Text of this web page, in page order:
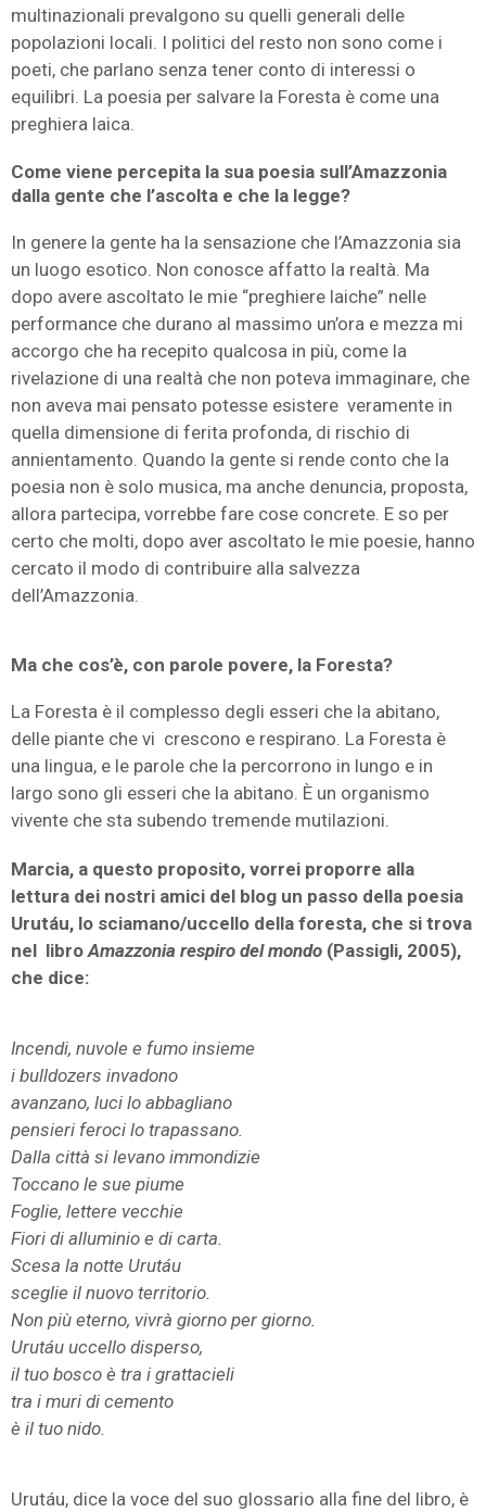
multinazionali prevalgono su quelli generali delle
popolazioni locali. I politici del resto non sono come i
poeti, che parlano senza tener conto di interessi o
equilibri. La poesia per salvare la Foresta è come una
preghiera laica.
Come viene percepita la sua poesia sull’Amazzonia
dalla gente che l’ascolta e che la legge?
In genere la gente ha la sensazione che l’Amazzonia sia
un luogo esotico. Non conosce affatto la realtà. Ma
dopo avere ascoltato le mie “preghiere laiche” nelle
performance che durano al massimo un’ora e mezza mi
accorgo che ha recepito qualcosa in più, come la
rivelazione di una realtà che non poteva immaginare, che
non aveva mai pensato potesse esistere veramente in
quella dimensione di ferita profonda, di rischio di
annientamento. Quando la gente si rende conto che la
poesia non è solo musica, ma anche denuncia, proposta,
allora partecipa, vorrebbe fare cose concrete. E so per
certo che molti, dopo aver ascoltato le mie poesie, hanno
cercato il modo di contribuire alla salvezza
dell’Amazzonia.
Ma che cos’è, con parole povere, la Foresta?
La Foresta è il complesso degli esseri che la abitano,
delle piante che vi crescono e respirano. La Foresta è
una lingua, e le parole che la percorrono in lungo e in
largo sono gli esseri che la abitano. È un organismo
vivente che sta subendo tremende mutilazioni.
Marcia, a questo proposito, vorrei proporre alla
lettura dei nostri amici del blog un passo della poesia
Urutáu, lo sciamano/uccello della foresta, che si trova
nel libro Amazzonia respiro del mondo (Passigli, 2005),
che dice:
Incendi, nuvole e fumo insieme
i bulldozers invadono
avanzano, luci lo abbagliano
pensieri feroci lo trapassano.
Dalla città si levano immondizie
Toccano le sue piume
Foglie, lettere vecchie
Fiori di alluminio e di carta.
Scesa la notte Urutáu
sceglie il nuovo territorio.
Non più eterno, vivrà giorno per giorno.
Urutáu uccello disperso,
il tuo bosco è tra i grattacieli
tra i muri di cemento
è il tuo nido.
Urutáu, dice la voce del suo glossario alla fine del libro, è